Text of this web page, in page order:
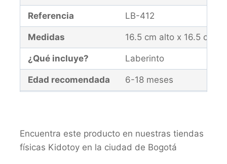
Referencia LB-412
Medidas 16.5 cm alto x 16.5 cm
¿Qué incluye? Laberinto
Edad recomendada 6-18 meses
Encuentra este producto en nuestras tiendas
físicas Kidotoy en la ciudad de Bogotá